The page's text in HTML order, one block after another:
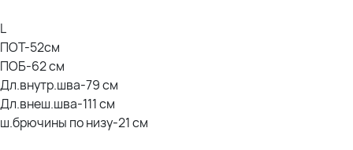
L
ПОТ-52см
ПОБ-62 см
Дл.внутр.шва-79 см
Дл.внеш.шва-111 см
ш.брючины по низу-21 см